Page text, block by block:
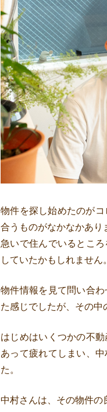
物件を探し始めたのが
合うものがなかなかあり
急いで住んでいるとこ
していたかもしれません
物件情報を見て問い合
た感じでしたが、その
はじめはいくつかの不
あって疲れてしまい、
た。
中村さんは、その物件の